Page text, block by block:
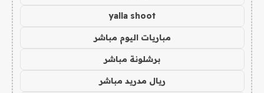
yalla shoot
مباريات اليوم مباشر
برشلونة مباشر
ريال مدريد مباشر